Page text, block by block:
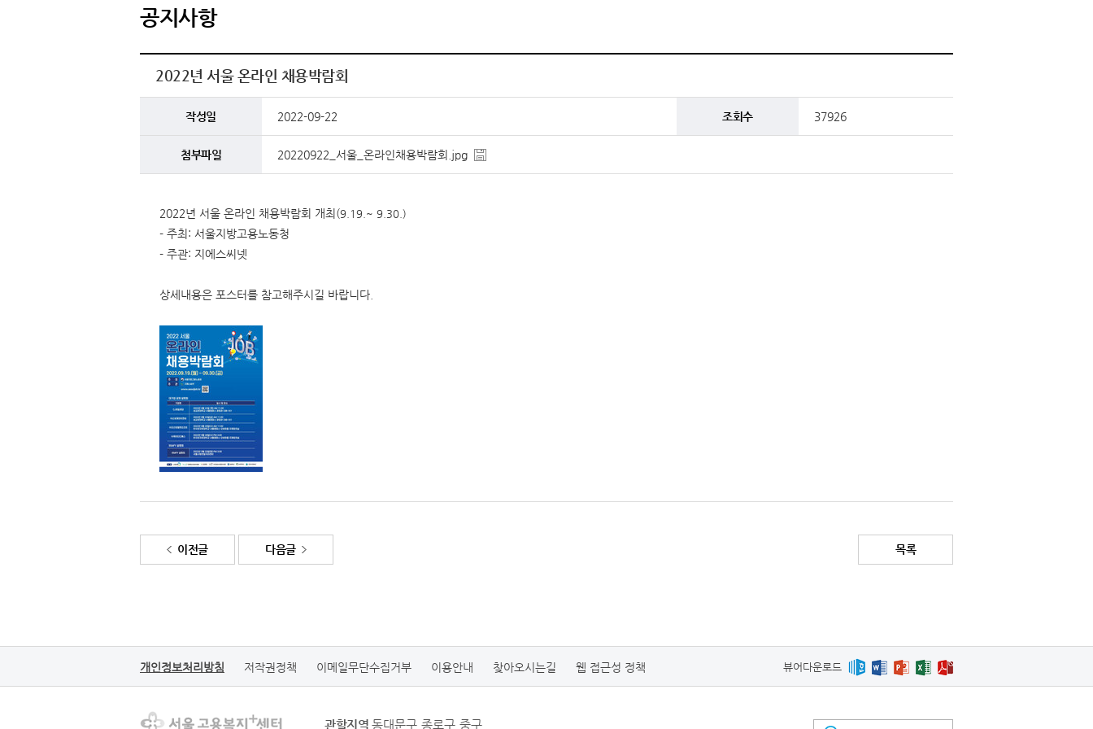
공지사항
2022년 서울 온라인 채용박람회
작성일 2022-09-22 조회수 37926
첨부파일 20220922_서울_온라인채용박람회.jpg
2022년 서울 온라인 채용박람회 개최(9.19.~ 9.30.)
- 주최: 서울지방고용노동청
- 주관: 지에스씨넷
상세내용은 포스터를 참고해주시길 바랍니다.
이전글 다음글 목록
개인정보처리방침 저작권정책 이메일무단수집거부 이용안내 찾아오시는길 웹 접근성 정책 뷰어다운로드
관할지역 동대문구,종로구,중구